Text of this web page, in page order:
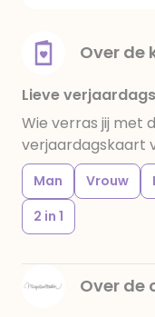
Over de
Lieve
Wie verras jij met
verjaardagskaart
Man Vrouw
2 in 1
Over de